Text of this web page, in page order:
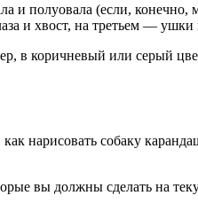
и полуовала (если,
и хвост, на третьем — ушки
в коричневый или серый
нарисовать собаку
вы должны сделать на